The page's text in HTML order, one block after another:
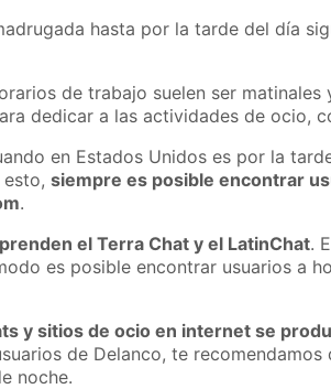
hasta por la tarde del día
de trabajo suelen ser
dedicar a las actividades de ocio,
en Estados Unidos es por la
esto,siempre es posible encontrar
.
el Terra Chat y el LatinChat.
es posible encontrar usuarios a
y sitios de ocio en internet se
de Delanco, te
noche.